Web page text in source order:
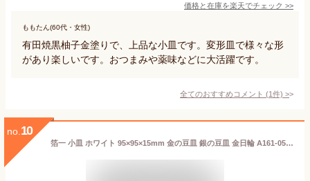
価格と在庫を楽天でチェック >>
ももたん(60代・女性)
有田焼黒柚子金塗りで、上品な小皿です。変形皿で様々な形
があり楽しいです。おつまみや薬味などに大活躍です。
全てのおすすめコメント (1件) >
no. 10
箔一 小皿 ホワイト 95×95×15mm 金の豆皿 銀の豆皿 金日輪 A161-05012